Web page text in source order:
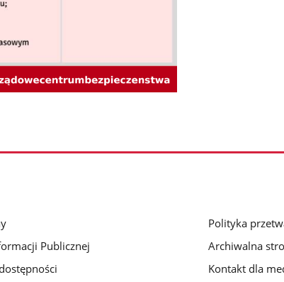
Publicznej
Polityka
Archiwalna
Kontakt dla